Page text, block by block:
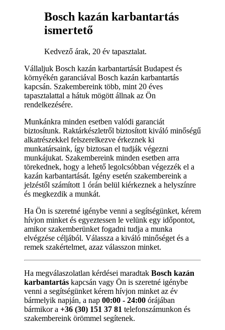
Bosch kazán karbantartás
ismertető
Kedvező árak, 20 év tapasztalat.
Vállaljuk Bosch kazán karbantartását Budapest és
környékén garanciával Bosch kazán karbantartás
kapcsán. Szakembereink több, mint 20 éves
tapasztalattal a hátuk mögött állnak az Ön
rendelkezésére.
Munkánkra minden esetben valódi garanciát
biztosítunk. Raktárkészletről biztosított kiváló minőségű
alkatrészekkel felszerelkezve érkeznek ki
munkatársaink, így biztosan el tudják végezni
munkájukat. Szakembereink minden esetben arra
törekednek, hogy a lehető legolcsóbban végezzék el a
kazán karbantartását. Igény esetén szakembereink a
jelzéstől számított 1 órán belül kiérkeznek a helyszínre
és megkezdik a munkát.
Ha Ön is szeretné igénybe venni a segítségünket, kérem
hívjon minket és egyeztessen le velünk egy időpontot,
amikor szakemberünket fogadni tudja a munka
elvégzése céljából. Válassza a kiváló minőséget és a
remek szakértelmet, azaz válasszon minket.
Ha megválaszolatlan kérdései maradtak Bosch kazán
karbantartás kapcsán vagy Ön is szeretné igénybe
venni a segítségünket kérem hívjon minket az év
bármelyik napján, a nap 00:00 - 24:00 órájában
bármikor a +36 (30) 151 37 81 telefonszámunkon és
szakembereink örömmel segítenek.